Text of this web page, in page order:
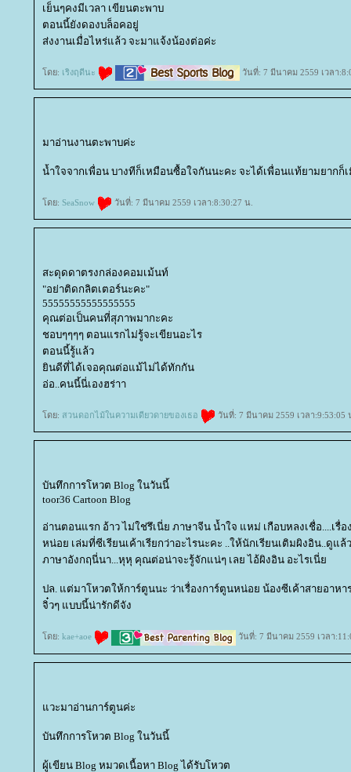
เย็นๆคงมีเวลา เขียนตะพาบ
ตอนนี้ยังดองบล็อคอยู่
ส่งงานเมื่อไหร่แล้ว จะมาแจ้งน้องต่อค่ะ
ดย: เริงฤดีนะ วันที่: 7 มีนาคม 2559 เวลา
มาอ่านงานตะพาบค่ะ
น้ำใจจากเพื่อน บางทีก็เหมือนซื้อใจกันนะคะ จะได้เพื่อนแท้ยามยากก็
ดย: SeaSnow วันที่: 7 มีนาคม 2559 เวลา:8:30:27 น.
สะดุดดาตรงกล่องคอมเม้นท์
"อย่าติดกลิตเตอร์นะคะ"
55555555555555555
คุณต่อเป็นคนที่สุภาพมากะคะ
ชอบๆๆๆๆ ตอนแรกไม่รู้จะเขียนอะไร
ตอนนี้รู้แล้ว
ินดีที่ได้เจอคุณต่อแม้ไม่ได้ทักกัน
อ่อ..คนนี้นี่เองฮร่าา
ดย: สวนดอกไม้ในความเดียวดายของเธอ วันที่: 7 มีนาคม 2559 เวลา:9:53:05
บันทึกการโหวต Blog ในวันนี้
toor36 Cartoon Blog
อ่านตอนแรก อ้าว ไม่ใช่รึเนี่ย ภาษาจีน น้ำใจ แหม่ เกือบหลงเชื่อ....เ
หน่อย เล่มที่ซีเรียนเค้าเรียกว่าอะไรนะคะ ..ให้นักเรียนเติมผิงอิน..ดูแ
ภาษาอังกฤนี่นา...หุหุ คุณต่อน่าจะรู้จักแน่ๆ เลย ไอ้ผิงอิน อะไรเนี่
ปล. แต่มาโหวตให้การ์ตูนนะ ว่าเรื่องการ์ตูนหน่อย น้องซีเค้าสายอาหา
จิ๋วๆ แบบนี้น่ารักดีจัง
ดย: kae+aoe วันที่: 7 มีนาคม 2559 เวลา
วะมาอ่านการ์ตูนค่ะ
บันทึกการโหวต Blog ในวันนี้
ผู้เขียน Blog หมวดเนื้อหา Blog ได้รับโหวต